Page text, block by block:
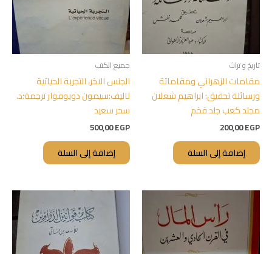
تاريخ و تراث
مقامات الزهراني ومقاماتة
ورسائلة تحقيق: ابراهيم شعلان
مجلد كعب جلد فخم
200,00EGP
إضافة إلى السلة
جميع الكتب
الجنس الاخر، التجربة الحياتية
تاليف:سيمون دوبوفوار ترجمة:د.
سحر سعيد
500,00EGP
إضافة إلى السلة